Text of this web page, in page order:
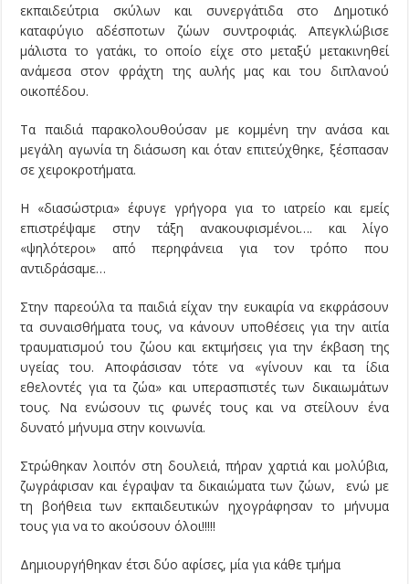
εκπαιδεύτρια σκύλων και συνεργάτιδα στο Δημοτικό
καταφύγιο αδέσποτων ζώων συντροφιάς. Απεγκλώβισε
μάλιστα το γατάκι, το οποίο είχε στο μεταξύ μετακινηθεί
ανάμεσα στον φράχτη της αυλής μας και του διπλανού
οικοπέδου.
Τα παιδιά παρακολουθούσαν με κομμένη την ανάσα και
μεγάλη αγωνία τη διάσωση και όταν επιτεύχθηκε, ξέσπασαν
σε χειροκροτήματα.
Η «διασώστρια» έφυγε γρήγορα για το ιατρείο και εμείς
επιστρέψαμε στην τάξη ανακουφισμένοι…. και λίγο
«ψηλότεροι» από περηφάνεια για τον τρόπο που
αντιδράσαμε…
Στην παρεούλα τα παιδιά είχαν την ευκαιρία να εκφράσουν
τα συναισθήματα τους, να κάνουν υποθέσεις για την αιτία
τραυματισμού του ζώου και εκτιμήσεις για την έκβαση της
υγείας του. Αποφάσισαν τότε να «γίνουν και τα ίδια
εθελοντές για τα ζώα» και υπερασπιστές των δικαιωμάτων
τους. Να ενώσουν τις φωνές τους και να στείλουν ένα
δυνατό μήνυμα στην κοινωνία.
Στρώθηκαν λοιπόν στη δουλειά, πήραν χαρτιά και μολύβια,
ζωγράφισαν και έγραψαν τα δικαιώματα των ζώων, ενώ με
τη βοήθεια των εκπαιδευτικών ηχογράφησαν το μήνυμα
τους για να το ακούσουν όλοι!!!!!
Δημιουργήθηκαν έτσι δύο αφίσες, μία για κάθε τμήμα